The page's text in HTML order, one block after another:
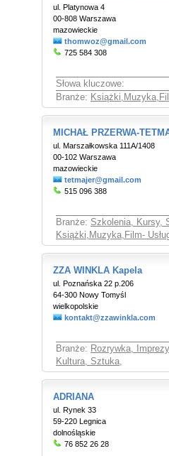
ul. Platynowa 4
00-808 Warszawa
mazowieckie
thomwoz@gmail.com
725 584 308
Słowa kluczowe:
Branże:
MICHAŁ PRZERWA-
ul. Marszałkowska 111A/1408
00-102 Warszawa
mazowieckie
tetmajer@gmail.com
515 096 388
Branże: Szkolenia, Kursy,
Książki,Muzyka,Film-
ZZA WINKLA Kapela
ul. Poznańska 22 p.206
64-300 Nowy Tomyśl
wielkopolskie
kontakt@zzawinkla.com
Branże: Rozrywka,
Kultura, Sztuka,
ADRIANA
ul. Rynek 33
59-220 Legnica
dolnośląskie
76 852 26 28